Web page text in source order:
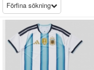
Förfina sökning